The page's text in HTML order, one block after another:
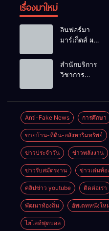
เรื่องมาใหม่
อินฟอร์มา
มาร์เก็ตส์ ผนึก
ธุรกิจท่อง
เที่ยว-บริการ
Thailand
2026 เชื่อม 4
งานใหญ่
สร้างโอกาส
ธุรกิจครบ
วงจร ด้วยครับ
สำนักบริการ
วิชาการ
เพลิงขั้นต้น”
ยกระดับ
ศักยภาพเจ้า
หน้าที่ท้องถิ่น
รับมืออัคคีภัย
ตามมาตรฐาน
สากล
Anti-Fake News การศึกษา
ขายบ้าน-ที่ดิน-อสังหาริมทรัพย์
ข่าวประจำวัน ข่าวพลังงาน
ข่าวรับสมัตรงาน ข่าวเด่นท้อ
คลิปข่าว youtube ติดต่อเรา
พัฒนาท้องถิ่น อัพเดทหนังให
ไฮไลท์ฟุตบอล